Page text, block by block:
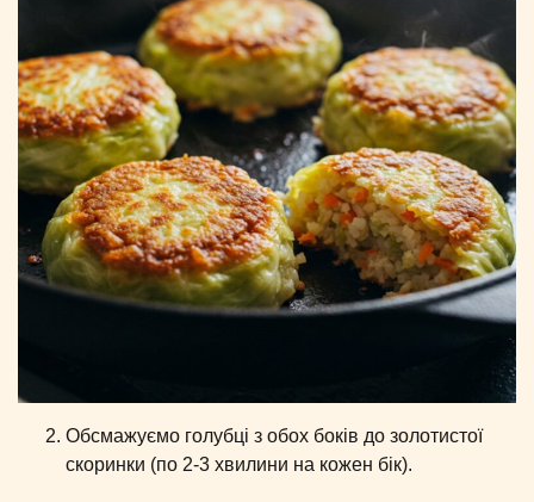
Обсмажуємо голубці з обох боків до золотистої
скоринки (по 2-3 хвилини на кожен бік).